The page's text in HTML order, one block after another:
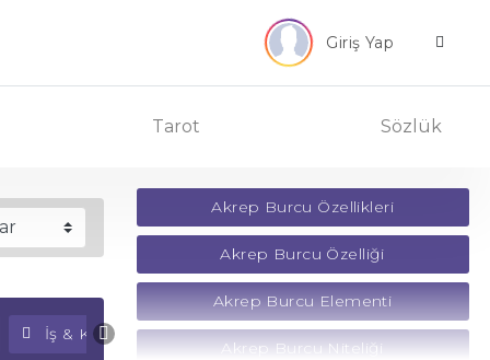
Giriş Yap
Tarot Sözlük
İş & Kariyer Falı Para Falı
Akrep Burcu Özellikleri
Akrep Burcu Özelliği
Akrep Burcu Elementi
Akrep Burcu Niteliği